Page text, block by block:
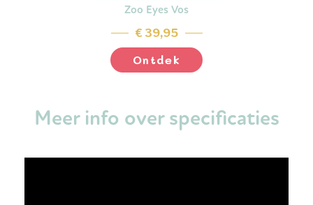
Zoo Eyes Vos
€ 39,95
Ontdek
Meer info over specificaties